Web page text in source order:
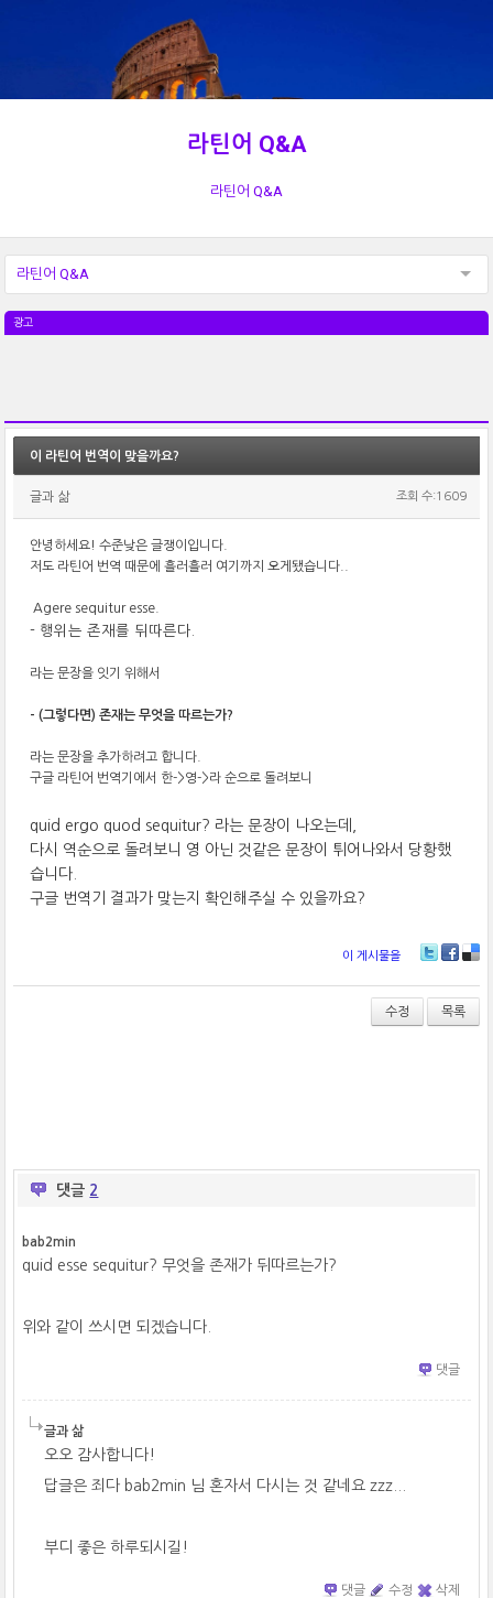
라틴어 Q&A
라틴어 Q&A
라틴어 Q&A
광고
이 라틴어 번역이 맞을까요?
글과 삶 조회 수:1609
안녕하세요! 수준낮은 글쟁이입니다.
저도 라틴어 번역 때문에 흘러흘러 여기까지 오게됐습니다..
Agere sequitur esse.
- 행위는 존재를 뒤따른다.
라는 문장을 잇기 위해서
- (그렇다면) 존재는 무엇을 따르는가?
라는 문장을 추가하려고 합니다.
구글 라틴어 번역기에서 한->영->라 순으로 돌려보니
quid ergo quod sequitur? 라는 문장이 나오는데,
다시 역순으로 돌려보니 영 아닌 것같은 문장이 튀어나와서 당황했
습니다.
구글 번역기 결과가 맞는지 확인해주실 수 있을까요?
이 게시물을
wi
er
ce
bo
ok
lici
ou
s
수정 목록
댓글 2
bab2min
quid esse sequitur? 무엇을 존재가 뒤따르는가?
위와 같이 쓰시면 되겠습니다.
댓글
글과 삶
오오 감사합니다!
답글은 죄다 bab2min 님 혼자서 다시는 것 같네요 zzz...
부디 좋은 하루되시길!
댓글 수정 삭제